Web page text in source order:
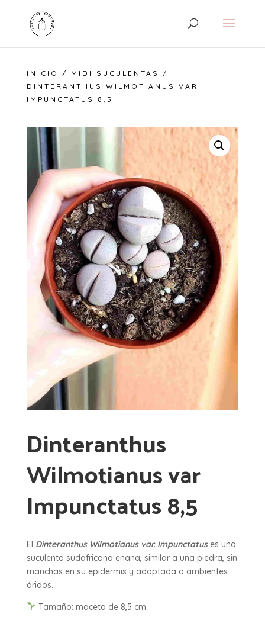
INICIO / MIDI SUCULENTAS
/
DINTERANTHUS WILMOTIANUS VAR
IMPUNCTATUS 8,5
Dinteranthus
Wilmotianus var
Impunctatus 8,5
El Dinteranthus Wilmotianus var. Impunctatus es una
suculenta sudafricana enana, similar a una piedra, sin
manchas en su epidermis y adaptada a ambientes
áridos.
Tamaño: maceta de 8,5 cm.